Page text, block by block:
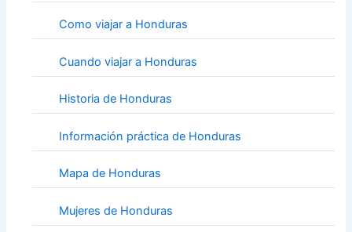
Como viajar a Honduras
Cuando viajar a Honduras
Historia de Honduras
Información práctica de Honduras
Mapa de Honduras
Mujeres de Honduras